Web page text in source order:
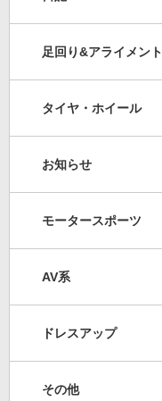
足回り&アライメント
タイヤ・ホイール
お知らせ
モータースポーツ
AV系
ドレスアップ
その他